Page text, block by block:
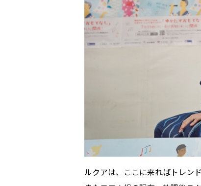
ルクアは、ここに来ればトレン